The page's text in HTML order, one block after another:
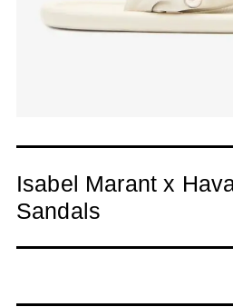
Isabel Marant x
Sandals